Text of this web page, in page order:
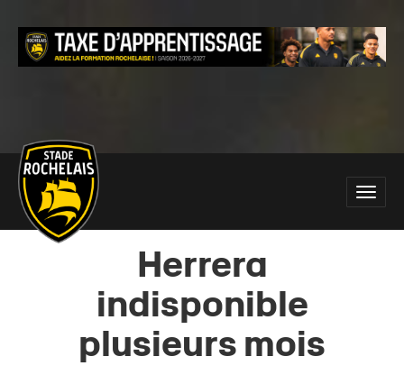
Main
site
navigation
Toggle
Herrera
indisponible
plusieurs mois